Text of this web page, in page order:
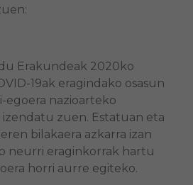
Erakundeak 2020ko
19ak eragindako osasun
egoera nazioarteko
izendatu zuen. Estatuan eta
bilakaera azkarra izan
neurri eraginkorrak hartu
horri aurre egiteko.